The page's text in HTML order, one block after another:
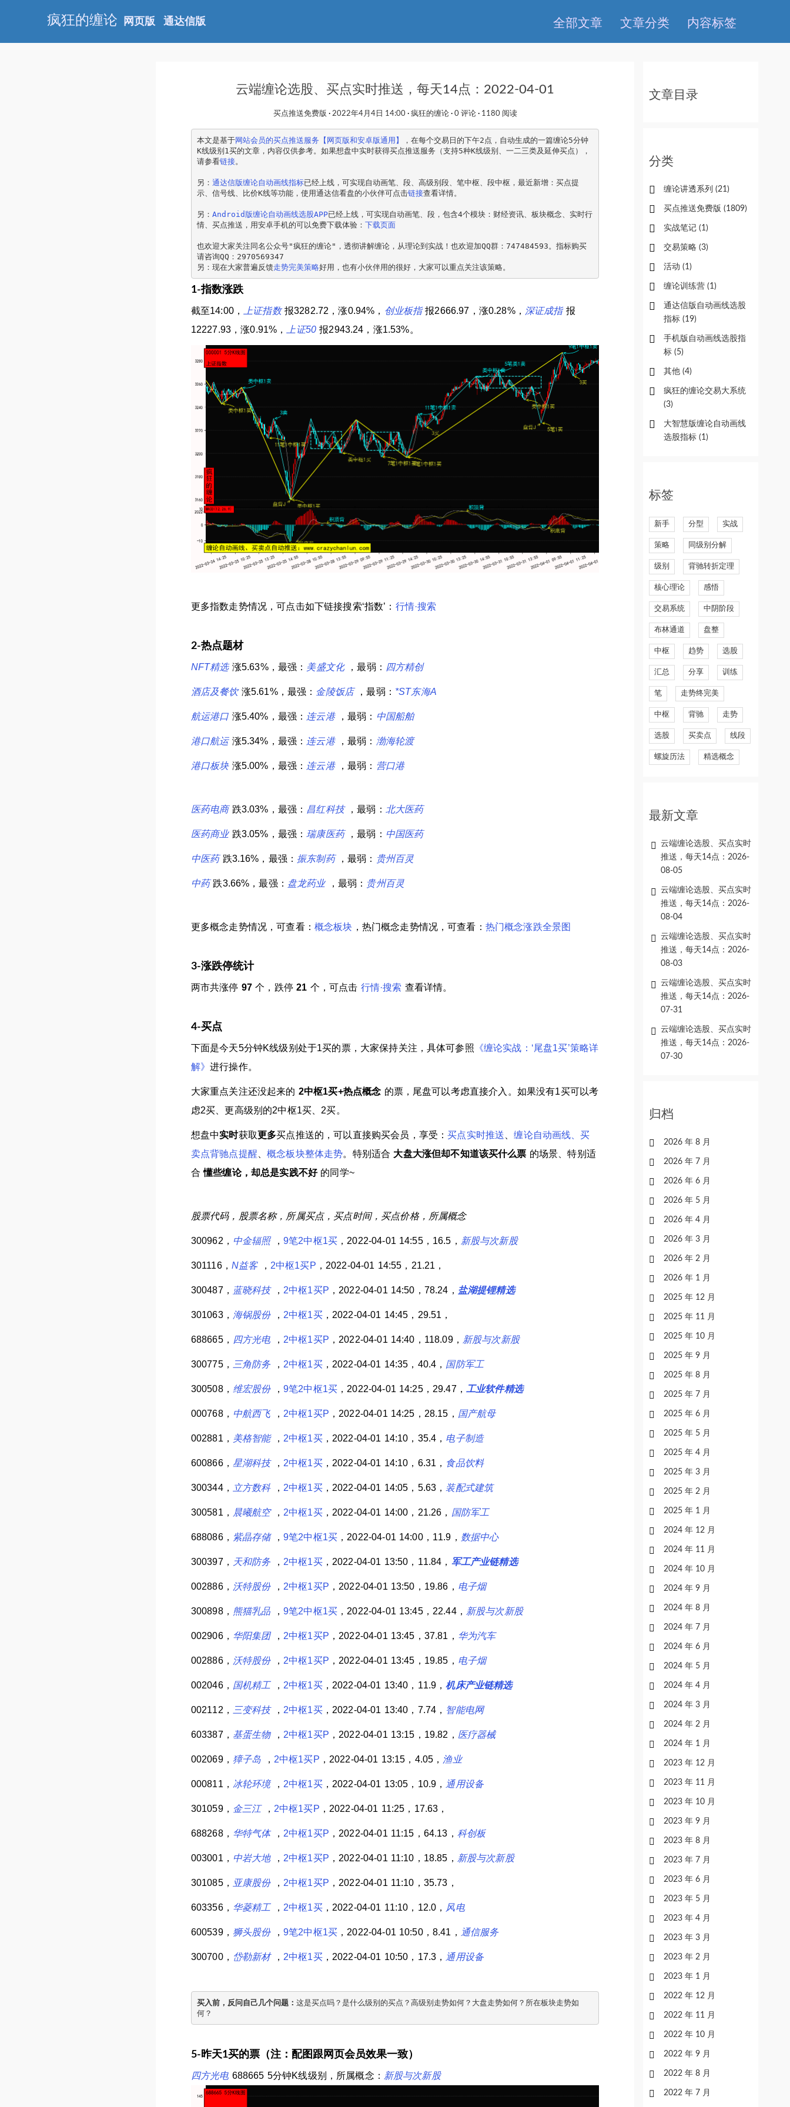
疯狂的缠论 网页版 通达信版 全部文章 文章分类 内容标签
云端缠论选股、买点实时推送，每天14点：2022-04-01
买点推送免费版 2022年4月4日 14:00 疯狂的缠论 0 评论 1180 阅读
本文是基于网站会员的买点推送服务【网页版和安卓版通用】
，在每个交易日的下午2点，自动生成的一篇缠论5分钟
K线级别1买的文章，内容仅供参考。如果想盘中实时获得买点推送服务（支持5种K线级别、一二三类及延伸买点），
请参看链接。
另：通达信版缠论自动画线指标已经上线，可实现自动画笔、段、高级别段、笔中枢、段中枢，最近新增：买点提
示、信号线、比价K线等功能，使用通达信看盘的小伙伴可点击链接查看详情。
另：Android版缠论自动画线选股APP已经上线，可实现自动画笔、段，包含4个模块：财经资讯、板块概念、实时行
情、买点推送，用安卓手机的可以免费下载体验：下载页面
也欢迎大家关注同名公众号"疯狂的缠论"，透彻讲解缠论，从理论到实战！也欢迎加QQ群：747484593。指标购买
请咨询QQ：2970569347
另：现在大家普遍反馈走势完美策略好用，也有小伙伴用的很好，大家可以重点关注该策略。
1-指数涨跌
截至14:00， 上证指数 报3282.72，涨0.94%， 创业板指 报2666.97，涨0.28%， 深证成指 报
12227.93，涨0.91%，
上证50 报2943.24，涨1.53%。
更多指数走势情况，可点击如下链接搜索‘指数’： 行情·搜索
2-热点题材
NFT精选 涨5.63%，最强： 美盛文化 ，最弱： 四方精创
酒店及餐饮 涨5.61%，最强： 金陵饭店 ，最弱： *ST东海A
航运港口 涨5.40%，最强： 连云港 ，最弱： 中国船舶
港口航运 涨5.34%，最强： 连云港 ，最弱： 渤海轮渡
港口板块 涨5.00%，最强： 连云港 ，最弱： 营口港
医药电商 跌3.03%，最强： 昌红科技 ，最弱： 北大医药
医药商业 跌3.05%，最强：瑞康医药 ，最弱： 中国医药
中医药 跌3.16%，最强： 振东制药 ，最弱： 贵州百灵
中药 跌3.66%，最强： 盘龙药业 ，最弱： 贵州百灵
更多概念走势情况，可查看： 概念板块 ，热门概念走势情况，可查看： 热门概念涨跌全景图
3-涨跌停统计
两市共涨停 97个，跌停21 个，可点击 行情·搜索 查看详情。
4-买点
下面是今天5分钟K线级别处于1买的票，大家保持关注，具体可参照 《缠论实战：‘尾盘1买’策略详
解》进行操作。
大家重点关注还没起来的 2中枢1买+热点概念 的票，尾盘可以考虑直接介入。如果没有1买可以考
虑2买、更高级别的2中枢1买、2买。
想盘中实时获取更多买点推送的，可以直接购买会员，享受：买点实时推送 、缠论自动画线、买
卖点背驰点提醒 、概念板块整体走势。特别适合 大盘大涨但却不知道该买什么票 的场景、特别适
合懂些缠论，却总是实践不好的同学~
股票代码，股票名称，所属买点，买点时间，买点价格，所属概念
300962， 中金辐照 ， 9笔2中枢1买 ，2022-04-01 14:55，16.5， 新股与次新股
301116， N益客 ， 2中枢1买P ，2022-04-01 14:55，21.21，
300487， 蓝晓科技 ， 2中枢1买P ，2022-04-01 14:50，78.24， 盐湖提锂精选
301063， 海锅股份 ， 2中枢1买，2022-04-01 14:45，29.51，
688665， 四方光电 ， 2中枢1买P ，2022-04-01 14:40，118.09， 新股与次新股
300775， 三角防务 ， 2中枢1买，2022-04-01 14:35，40.4， 国防军工
300508， 维宏股份 ， 9笔2中枢1买 ，2022-04-01 14:25，29.47， 工业软件精选
000768， 中航西飞 ， 2中枢1买P ，2022-04-01 14:25，28.15， 国产航母
002881， 美格智能 ， 2中枢1买，2022-04-01 14:10，35.4， 电子制造
600866， 星湖科技 ， 2中枢1买，2022-04-01 14:10，6.31， 食品饮料
300344， 立方数科 ， 2中枢1买，2022-04-01 14:05，5.63， 装配式建筑
300581， 晨曦航空 ， 2中枢1买，2022-04-01 14:00，21.26， 国防军工
688086， 紫晶存储 ， 9笔2中枢1买 ，2022-04-01 14:00，11.9， 数据中心
300397， 天和防务 ， 2中枢1买，2022-04-01 13:50，11.84， 军工产业链精选
002886， 沃特股份 ， 2中枢1买P ，2022-04-01 13:50，19.86， 电子烟
300898， 熊猫乳品 ， 9笔2中枢1买 ，2022-04-01 13:45，22.44， 新股与次新股
002906， 华阳集团 ， 2中枢1买P ，2022-04-01 13:45，37.81， 华为汽车
002886， 沃特股份 ， 2中枢1买P ，2022-04-01 13:45，19.85， 电子烟
002046， 国机精工 ， 2中枢1买，2022-04-01 13:40，11.9，机床产业链精选
002112， 三变科技 ， 2中枢1买，2022-04-01 13:40，7.74， 智能电网
603387， 基蛋生物 ， 2中枢1买P ，2022-04-01 13:15，19.82， 医疗器械
002069， 獐子岛 ， 2中枢1买P ，2022-04-01 13:15，4.05， 渔业
000811， 冰轮环境 ， 2中枢1买，2022-04-01 13:05，10.9， 通用设备
301059， 金三江 ， 2中枢1买P ，2022-04-01 11:25，17.63，
688268， 华特气体 ， 2中枢1买P ，2022-04-01 11:15，64.13， 科创板
003001， 中岩大地 ， 2中枢1买P ，2022-04-01 11:10，18.85， 新股与次新股
301085， 亚康股份 ， 2中枢1买P ，2022-04-01 11:10，35.73，
603356， 华菱精工 ， 2中枢1买，2022-04-01 11:10，12.0， 风电
600539， 狮头股份 ， 9笔2中枢1买 ，2022-04-01 10:50，8.41， 通信服务
300700， 岱勒新材 ， 2中枢1买，2022-04-01 10:50，17.3， 通用设备
买入前，反问自己几个问题：这是买点吗？是什么级别的买点？高级别走势如何？大盘走势如何？所在板块走势如
何？
5-昨天1买的票（注：配图跟网页会员效果一致）
四方光电 688665 5分钟K线级别，所属概念： 新股与次新股
文章目录
分类
缠论讲透系列(21)
买点推送免费版(1809)
实战笔记(1)
交易策略(3)
活动(1)
缠论训练营(1)
通达信版自动画线选股
指标(19)
手机版自动画线选股指
标(5)
其他(4)
疯狂的缠论交易大系统
(3)
大智慧版缠论自动画线
选股指标(1)
标签
新手 分型 实战
策略 同级别分解
级别 背驰转折定理
核心理论 感悟
交易系统 中阴阶段
布林通道 盘整
中枢 趋势 选股
汇总 分享 训练
笔 走势终完美
中枢 背驰 走势
选股 买卖点 线段
螺旋历法 精选概念
最新文章
云端缠论选股、买点实时
推送，每天14点：2026-
08-05
云端缠论选股、买点实时
推送，每天14点：2026-
08-04
云端缠论选股、买点实时
推送，每天14点：2026-
08-03
云端缠论选股、买点实时
推送，每天14点：2026-
07-31
云端缠论选股、买点实时
推送，每天14点：2026-
07-30
归档
2026 年 8 月
2026 年 7 月
2026 年 6 月
2026 年 5 月
2026 年 4 月
2026 年 3 月
2026 年 2 月
2026 年 1 月
2025 年 12 月
2025 年 11 月
2025 年 10 月
2025 年 9 月
2025 年 8 月
2025 年 7 月
2025 年 6 月
2025 年 5 月
2025 年 4 月
2025 年 3 月
2025 年 2 月
2025 年 1 月
2024 年 12 月
2024 年 11 月
2024 年 10 月
2024 年 9 月
2024 年 8 月
2024 年 7 月
2024 年 6 月
2024 年 5 月
2024 年 4 月
2024 年 3 月
2024 年 2 月
2024 年 1 月
2023 年 12 月
2023 年 11 月
2023 年 10 月
2023 年 9 月
2023 年 8 月
2023 年 7 月
2023 年 6 月
2023 年 5 月
2023 年 4 月
2023 年 3 月
2023 年 2 月
2023 年 1 月
2022 年 12 月
2022 年 11 月
2022 年 10 月
2022 年 9 月
2022 年 8 月
2022 年 7 月